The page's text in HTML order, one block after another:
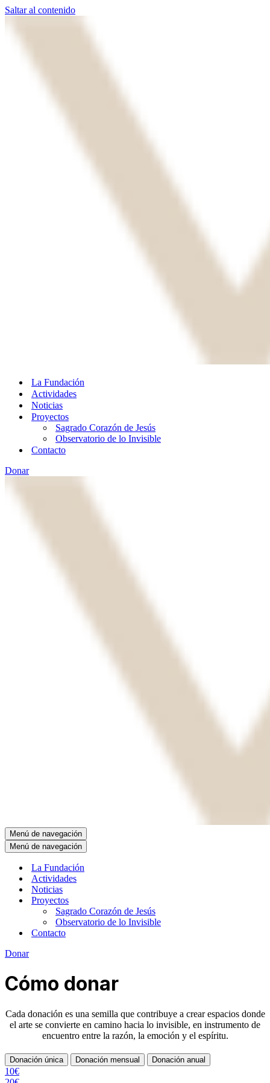
Saltar al contenido
La Fundación
Actividades
Noticias
Proyectos
Sagrado Corazón de Jesús
Observatorio de lo Invisible
Contacto
Donar
Menú de navegación
Menú de navegación
La Fundación
Actividades
Noticias
Proyectos
Sagrado Corazón de Jesús
Observatorio de lo Invisible
Contacto
Donar
Cómo donar
Cada donación es una semilla que contribuye a crear espacios donde
el arte se convierte en camino hacia lo invisible, en instrumento de
encuentro entre la razón, la emoción y el espíritu.
Donación única Donación mensual Donación anual
10€